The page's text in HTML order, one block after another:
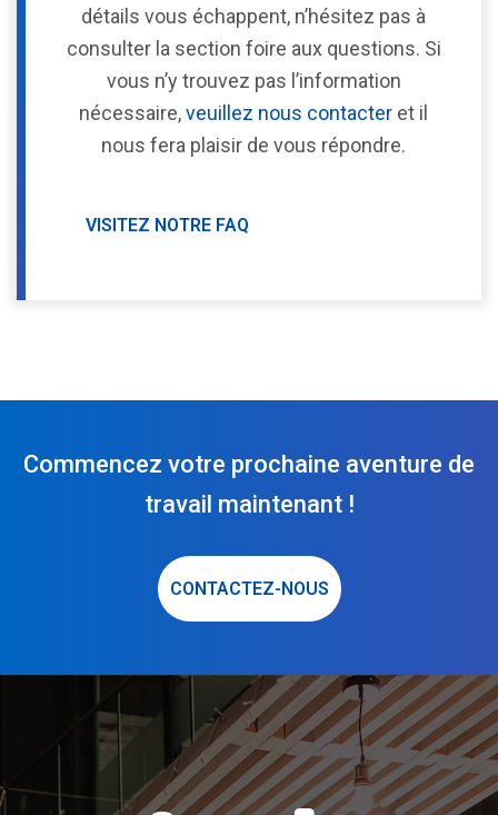
détails vous échappent, n’hésitez pas à
consulter la section foire aux questions. Si
vous n’y trouvez pas l’information
nécessaire,veuillez nous contacter et il
nous fera plaisir de vous répondre.
VISITEZ NOTRE FAQ
Commencez votre prochaine aventure de
travail maintenant !
CONTACTEZ-NOUS